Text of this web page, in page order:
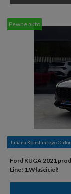
Pewne auto
Juliana Konstantego
Ford KUGA 2021
Line! 1.Właściciel!